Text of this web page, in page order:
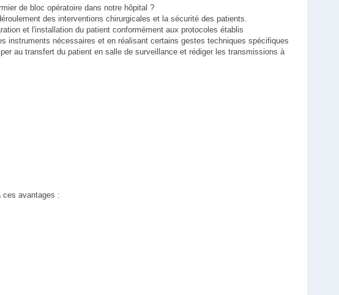
de bloc opératoire dans notre hôpital ?
des interventions chirurgicales et la sécurité des patients.
et l'installation du patient conformément aux protocoles établis
instruments nécessaires et en réalisant certains gestes techniques spécifiques
au transfert du patient en salle de surveillance et rédiger les transmissions à
ces avantages :